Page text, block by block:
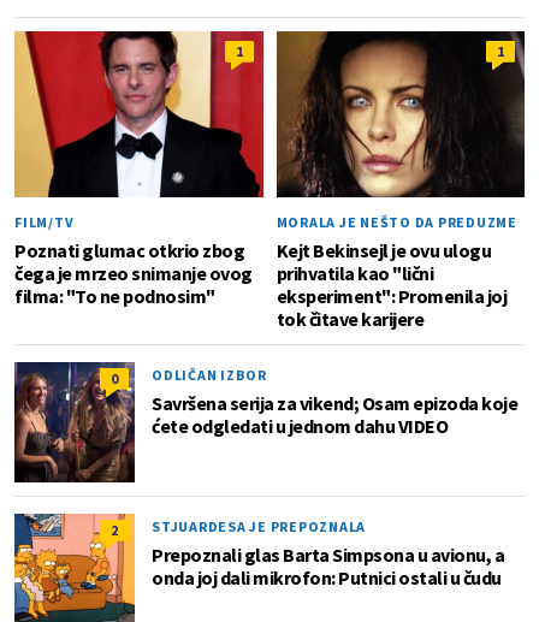
1
FILM/TV
Poznati glumac otkrio zbog
čega je mrzeo snimanje ovog
filma: "To ne podnosim"
1
MORALA JE NEŠTO DA PREDUZME
Kejt Bekinsejl je ovu ulogu
prihvatila kao "lični
eksperiment": Promenila joj
tok čitave karijere
0 ODLIČAN IZBOR
Savršena serija za vikend; Osam epizoda koje
ćete odgledati u jednom dahu VIDEO
2 STJUARDESA JE PREPOZNALA
Prepoznali glas Barta Simpsona u avionu, a
onda joj dali mikrofon: Putnici ostali u čudu